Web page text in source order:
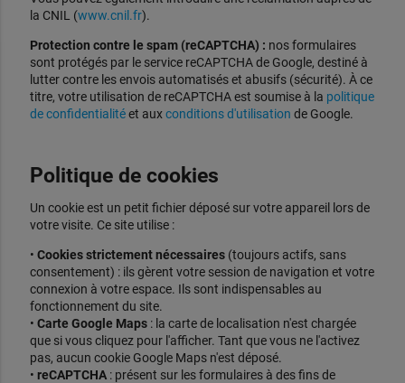
la CNIL (www.cnil.fr).
Protection contre le spam (reCAPTCHA) : nos formulaires
sont protégés par le service reCAPTCHA de Google, destiné à
lutter contre les envois automatisés et abusifs (sécurité). À ce
titre, votre utilisation de reCAPTCHA est soumise à la politique
de confidentialitéet auxconditions d'utilisation de Google.
Politique de cookies
Un cookie est un petit fichier déposé sur votre appareil lors de
votre visite. Ce site utilise :
• Cookies strictement nécessaires(toujours actifs, sans
consentement) : ils gèrent votre session de navigation et votre
connexion à votre espace. Ils sont indispensables au
fonctionnement du site.
• Carte Google Maps: la carte de localisation n'est chargée
que si vous cliquez pour l'afficher. Tant que vous ne l'activez
pas, aucun cookie Google Maps n'est déposé.
• reCAPTCHA: présent sur les formulaires à des fins de